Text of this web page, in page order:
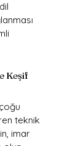
Keşif
teknik
imar